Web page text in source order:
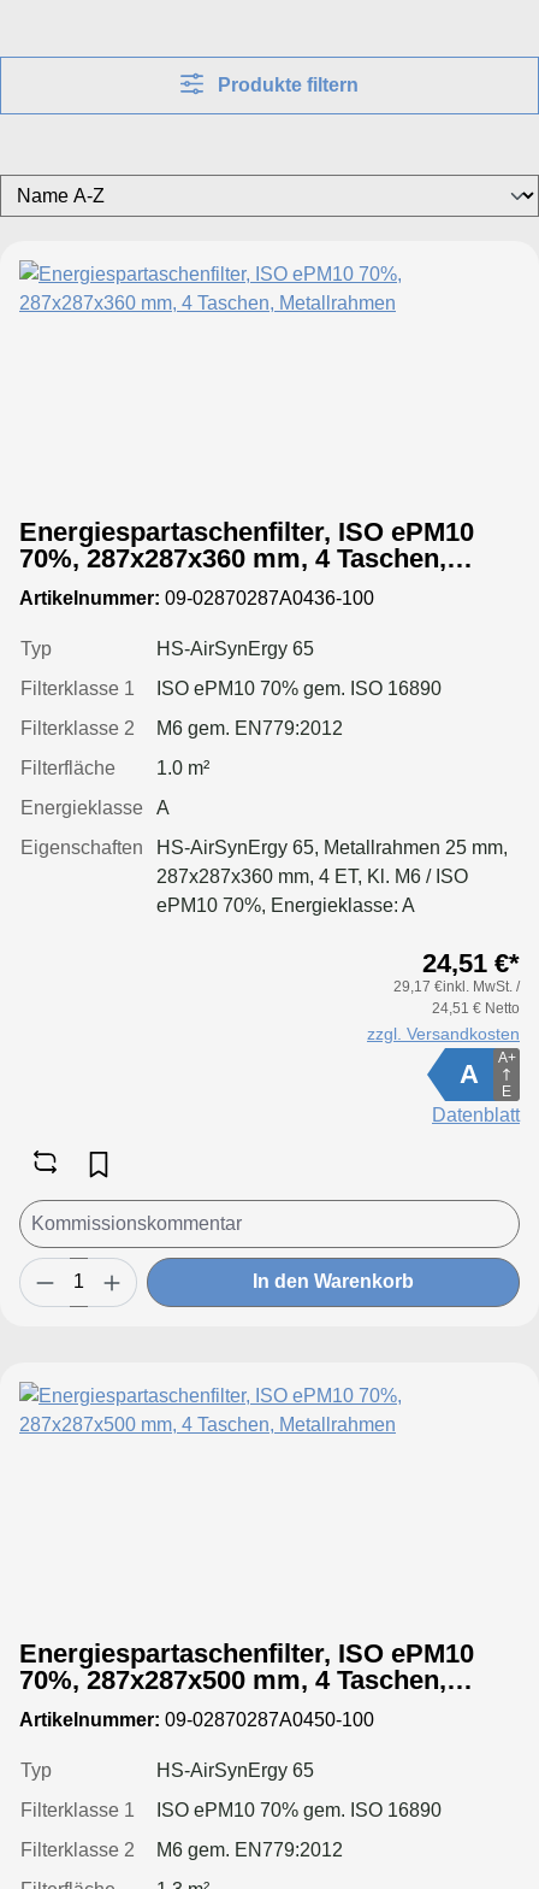
Produkte filtern
Energiespartaschenfilter, ISO ePM10
70%, 287x287x360 mm, 4 Taschen,
Metallrahmen
Artikelnummer: 09-02870287A0436-100
Typ
HS-AirSynErgy 65
Filterklasse 1
ISO ePM10 70% gem. ISO 16890
Filterklasse 2
M6 gem. EN779:2012
Filterfläche
1.0 m²
Energieklasse
A
Eigenschaften
HS-AirSynErgy 65, Metallrahmen 25 mm,
287x287x360 mm, 4 ET, Kl. M6 / ISO
ePM10 70%, Energieklasse: A
24,51 €*
29,17 €inkl. MwSt. /
24,51 € Netto
zzgl. Versandkosten
A
A+
E
Datenblatt
In den Warenkorb
Energiespartaschenfilter, ISO ePM10
70%, 287x287x500 mm, 4 Taschen,
Metallrahmen
Artikelnummer: 09-02870287A0450-100
Typ
HS-AirSynErgy 65
Filterklasse 1
ISO ePM10 70% gem. ISO 16890
Filterklasse 2
M6 gem. EN779:2012